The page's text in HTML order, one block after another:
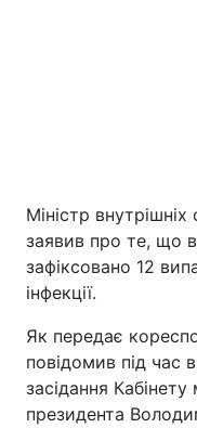
Міністр
заявив про те, що в
зафіксовано 12
інфекції.
Як передає
повідомив під час
засідання Кабінету
президента